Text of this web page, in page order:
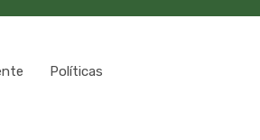
Políticas